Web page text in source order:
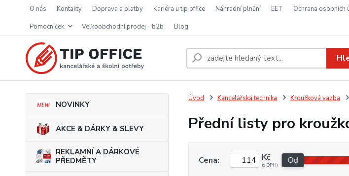
o nás kontakty doprava a platby kariéra u tip office náhradní plnění EET ochrana osobních
pomocníček
velkoobchodní prodej - b2b blog
NOVINKY
AKCE & DÁRKY & SLEVY
REKLAMNÍ A DÁRKOVÉ
PŘEDMĚTY
Úvod Kancelářská technika Kroužková vazba
Přední listy pro
Cena: Kč Od